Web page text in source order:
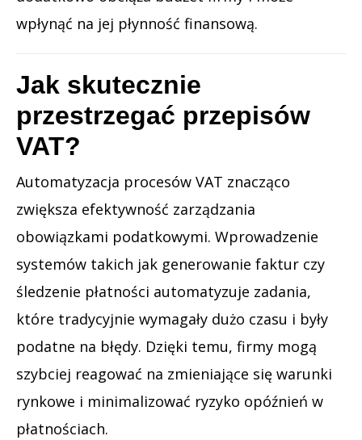
wpłynąć na jej płynność finansową.
Jak skutecznie
przestrzegać przepisów
VAT?
Automatyzacja procesów VAT znacząco
zwiększa efektywność zarządzania
obowiązkami podatkowymi. Wprowadzenie
systemów takich jak generowanie faktur czy
śledzenie płatności automatyzuje zadania,
które tradycyjnie wymagały dużo czasu i były
podatne na błędy. Dzięki temu, firmy mogą
szybciej reagować na zmieniające się warunki
rynkowe i minimalizować ryzyko opóźnień w
płatnościach.